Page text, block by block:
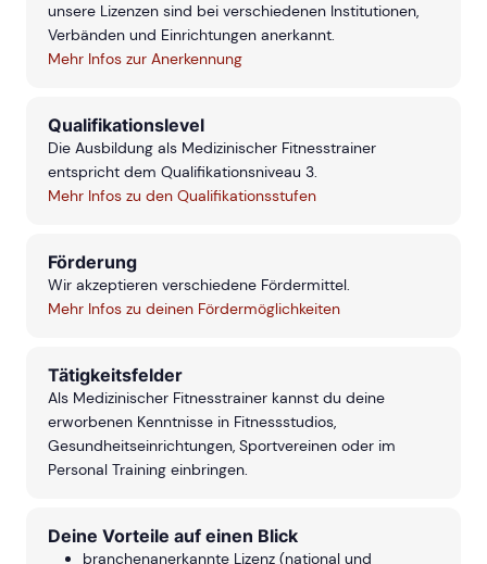
unsere Lizenzen sind bei verschiedenen Institutionen,
Verbänden und Einrichtungen anerkannt.
Mehr Infos zur Anerkennung
Qualifikationslevel
Die Ausbildung als Medizinischer Fitnesstrainer
entspricht dem Qualifikationsniveau 3.
Mehr Infos zu den Qualifikationsstufen
Förderung
Wir akzeptieren verschiedene Fördermittel.
Mehr Infos zu deinen Fördermöglichkeiten
Tätigkeitsfelder
Als Medizinischer Fitnesstrainer kannst du deine
erworbenen Kenntnisse in Fitnessstudios,
Gesundheitseinrichtungen, Sportvereinen oder im
Personal Training einbringen.
Deine Vorteile auf einen Blick
branchenanerkannte Lizenz (national und